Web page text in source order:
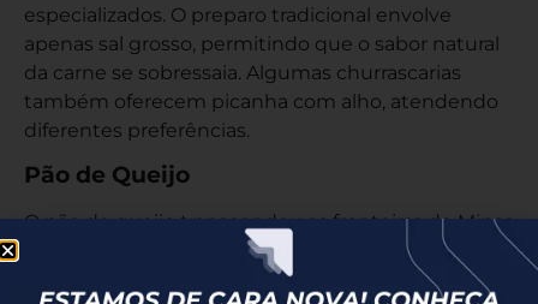
especializados. O preparo tradicional envolve
apenas sal grosso, permitindo que o sabor natural
da carne se sobressaia. Algumas churrascarias
também oferecem picanha com alho, atendendo
diferentes preferências.
Pão de Queijo
O pão de queijo transcendeu as fronteiras de Minas
Gerais e se tornou um símbolo da culinária
brasileira no exterior. Em Miami, praticamente toda